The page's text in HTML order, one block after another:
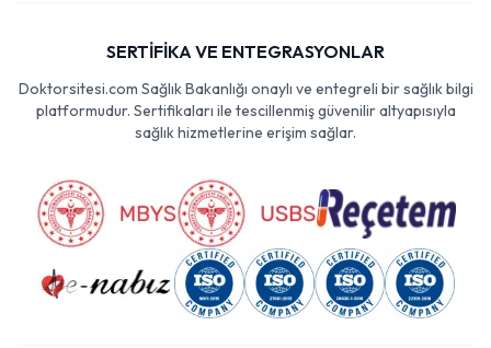
SERTİFİKA VE ENTEGRASYONLAR
Doktorsitesi.com Sağlık Bakanlığı onaylı ve entegreli bir sağlık bilgi
platformudur. Sertifikaları ile tescillenmiş güvenilir altyapısıyla
sağlık hizmetlerine erişim sağlar.